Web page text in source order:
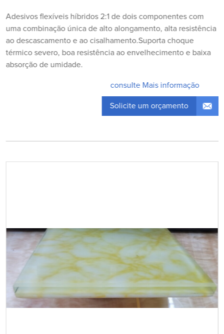
Adesivos flexíveis híbridos 2:1 de dois componentes com
uma combinação única de alto alongamento, alta resistência
ao descascamento e ao cisalhamento.Suporta choque
térmico severo, boa resistência ao envelhecimento e baixa
absorção de umidade.
consulte Mais informação
Solicite um orçamento